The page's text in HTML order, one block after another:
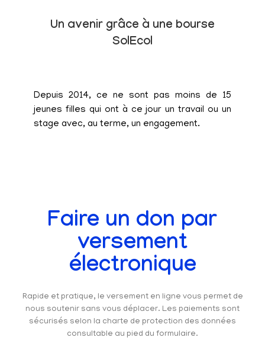
Un avenir grâce à une bourse
SolEcol
Depuis 2014, ce ne sont pas moins de 15
jeunes filles qui ont à ce jour un travail ou un
stage avec, au terme, un engagement.
Faire un don par
versement
électronique
Rapide et pratique, le versement en ligne vous permet de
nous soutenir sans vous déplacer. Les paiements sont
sécurisés selon la charte de protection des données
consultable au pied du formulaire.